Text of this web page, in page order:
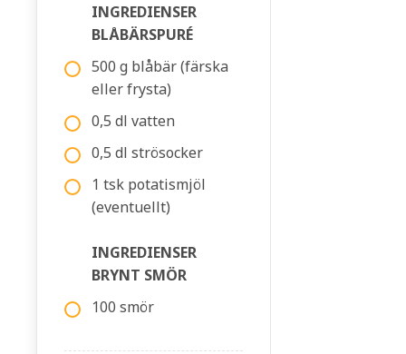
INGREDIENSER
BLÅBÄRSPURÉ
500 g blåbär (färska
eller frysta)
0,5 dl vatten
0,5 dl strösocker
1 tsk potatismjöl
(eventuellt)
INGREDIENSER
BRYNT SMÖR
100 smör